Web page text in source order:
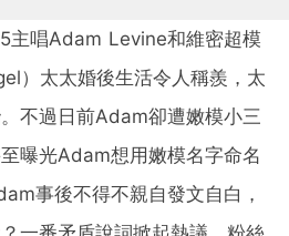
主唱Adam Levine和維密超模
）太太婚後生活令人稱羨，太
不過日前Adam卻遭嫩模小三
曝光Adam想用嫩模名字命名
事後不得不親自發文自白，